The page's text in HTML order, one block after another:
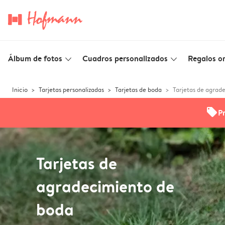
Álbum de fotos slim_arrow_down Cuadros personalizados slim_arrow_down Regalos
Inicio Tarjetas personalizadas Tarjetas de boda Tarjetas de
offers
Tarjetas de
agradecimiento de
boda